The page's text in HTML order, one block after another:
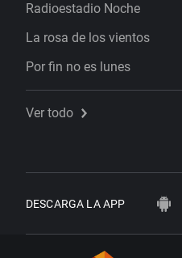
Radioestadio Noche
La rosa de los vientos
Por fin no es lunes
Ver todo
DESCARGA LA APP